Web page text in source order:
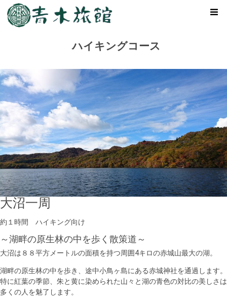
ハイキングコース
大沼一周
約１時間 ハイキング向け
～湖畔の原生林の中を歩く散策道～
大沼は８８平方メートルの面積を持つ周囲4キロの赤城山最大の湖。
湖畔の原生林の中を歩き、途中小鳥ヶ島にある赤城神社を通過します。
特に紅葉の季節、朱と黄に染められた山々と湖の青色の対比の美しさは
多くの人を魅了します。